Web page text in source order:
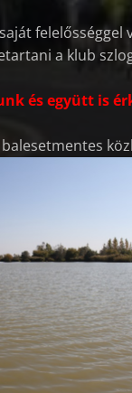
felelősséggel
a klub
és együtt is